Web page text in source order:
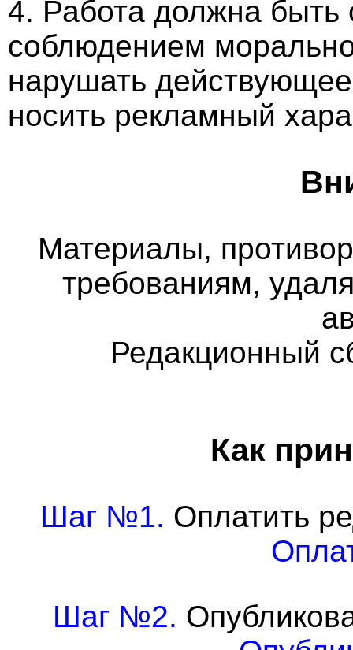
4. Работа должна
соблюдением
нарушать
носить рекламный
Материалы,
требованиям,
Редакционный
Как
Шаг №1. Оплатить
Шаг №2.